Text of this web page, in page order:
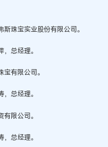
珠宝实业股份有限公司。
总经理。
有限公司。
总经理。
限公司。
总经理。